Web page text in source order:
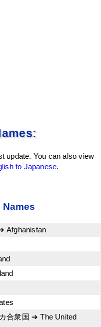
update. You can also view
to Japanese.
Afghanistan
合衆国 ➔ The United